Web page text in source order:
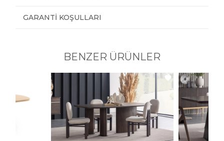
GARANTI KOŞULLARI
BENZER ÜRÜNLER